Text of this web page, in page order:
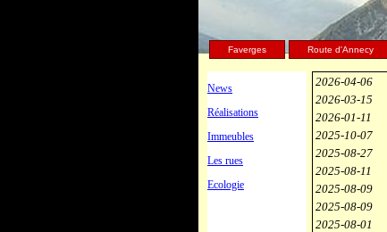
News
Réalisations
Immeubles
Les rues
Ecologie
Faverges Route d'Annecy
2026-04-06
2026-03-15
2026-01-11
2025-10-07
2025-08-27
2025-08-11
2025-08-09
2025-08-09
2025-08-01